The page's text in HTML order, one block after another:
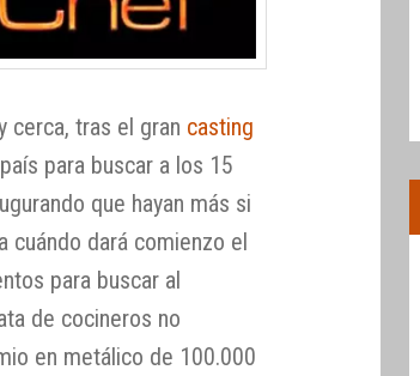
cerca, tras el gran casting
para buscar a los 15
que hayan más si
cuándo dará comienzo el
para buscar al
de cocineros no
en metálico de 100.000